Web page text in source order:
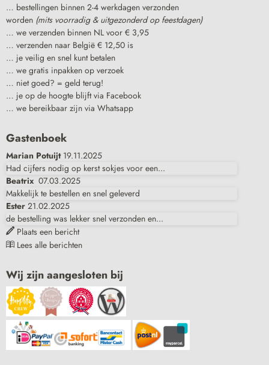
… bestellingen binnen 2-4 werkdagen verzonden
worden (mits voorradig & uitgezonderd op feestdagen)
… we verzenden binnen NL voor € 3,95
… verzenden naar België € 12,50 is
… je veilig en snel kunt betalen
… we gratis inpakken op verzoek
… niet goed? = geld terug!
… je op de hoogte blijft via Facebook
… we bereikbaar zijn via Whatsapp
Gastenboek
Marian Potuijt 19.11.2025
Had cijfers nodig op kerst sokjes voor een...
Beatrix 07.03.2025
Makkelijk te bestellen en snel geleverd
Ester 21.02.2025
de bestelling was lekker snel verzonden en...
Plaats een bericht
Lees alle berichten
Wij zijn aangesloten bij